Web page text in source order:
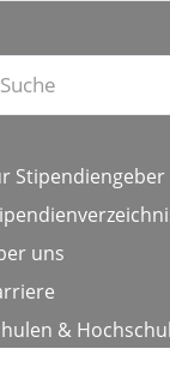
Stipendiengeber
uns
&